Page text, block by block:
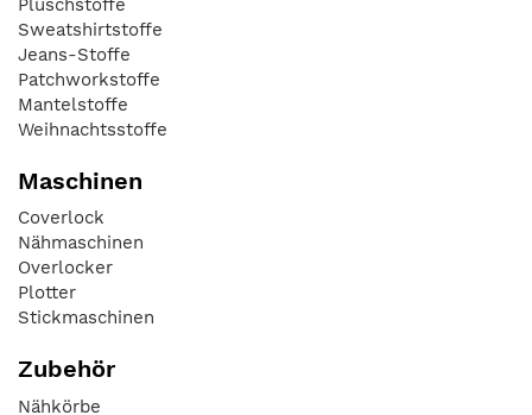
Sweatshirtstoffe
Jeans-Stoffe
Patchworkstoffe
Mantelstoffe
Weihnachtsstoffe
Maschinen
Coverlock
Nähmaschinen
Overlocker
Plotter
Stickmaschinen
Zubehör
Nähkörbe